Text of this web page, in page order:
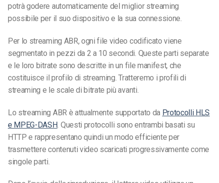
potrà godere automaticamente del miglior streaming
possibile per il suo dispositivo e la sua connessione.
Per lo streaming ABR, ogni file video codificato viene
segmentato in pezzi da 2 a 10 secondi. Queste parti separate
e le loro bitrate sono descritte in un file manifest, che
costituisce il profilo di streaming. Tratteremo i profili di
streaming e le scale di bitrate più avanti.
Lo streaming ABR è attualmente supportato da Protocolli HLS
e MPEG-DASH. Questi protocolli sono entrambi basati su
HTTP e rappresentano quindi un modo efficiente per
trasmettere contenuti video scaricati progressivamente come
singole parti.